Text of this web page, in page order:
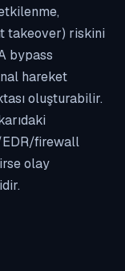
takeover) riskini
bypass
hareket
oluşturabilir.
firewall
olay